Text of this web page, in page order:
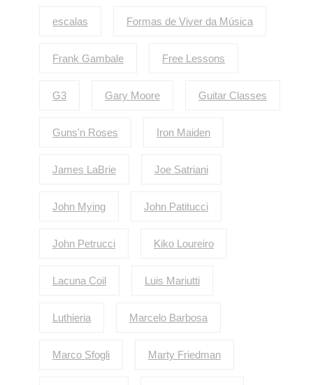
escalas Formas de Viver da Música
Frank Gambale Free Lessons
G3 Gary Moore Guitar Classes
Guns'n Roses Iron Maiden
James LaBrie Joe Satriani
John Mying John Patitucci
John Petrucci Kiko Loureiro
Lacuna Coil Luis Mariutti
Luthieria Marcelo Barbosa
Marco Sfogli Marty Friedman